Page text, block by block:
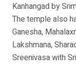
Kanhangad by
The temple also
Ganesha,
Lakshmana,
Sreenivasa with